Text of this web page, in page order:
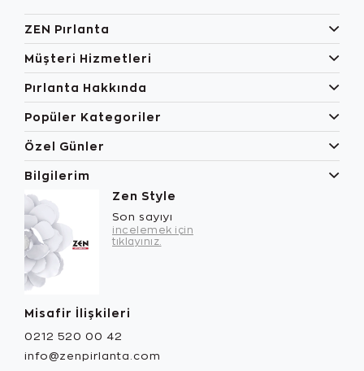
ZEN Pırlanta
Müşteri Hizmetleri
Pırlanta Hakkında
Popüler Kategoriler
Özel Günler
Bilgilerim
Zen Style
Son sayıyı
incelemek için
tıklayınız.
Misafir İlişkileri
0212 520 00 42
info@zenpirlanta.com